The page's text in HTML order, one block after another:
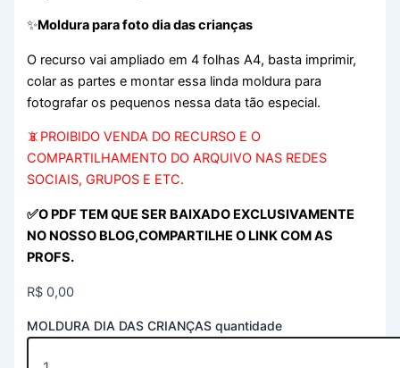
✨Moldura para foto dia das crianças
O recurso vai ampliado em 4 folhas A4, basta imprimir,
colar as partes e montar essa linda moldura para
fotografar os pequenos nessa data tão especial.
📵PROIBIDO VENDA DO RECURSO E O
COMPARTILHAMENTO DO ARQUIVO NAS REDES
SOCIAIS, GRUPOS E ETC.
✅O PDF TEM QUE SER BAIXADO EXCLUSIVAMENTE
NO NOSSO BLOG,COMPARTILHE O LINK COM AS
PROFS.
R$ 0,00
MOLDURA DIA DAS CRIANÇAS quantidade